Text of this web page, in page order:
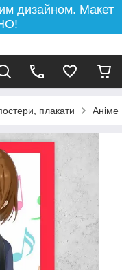
дизайном. Макет
плакати Аніме